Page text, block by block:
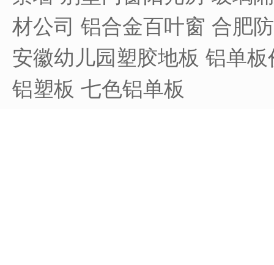
材公司 铝合金百叶窗 合肥
安徽幼儿园塑胶地板 铝单
铝塑板 七色铝单板